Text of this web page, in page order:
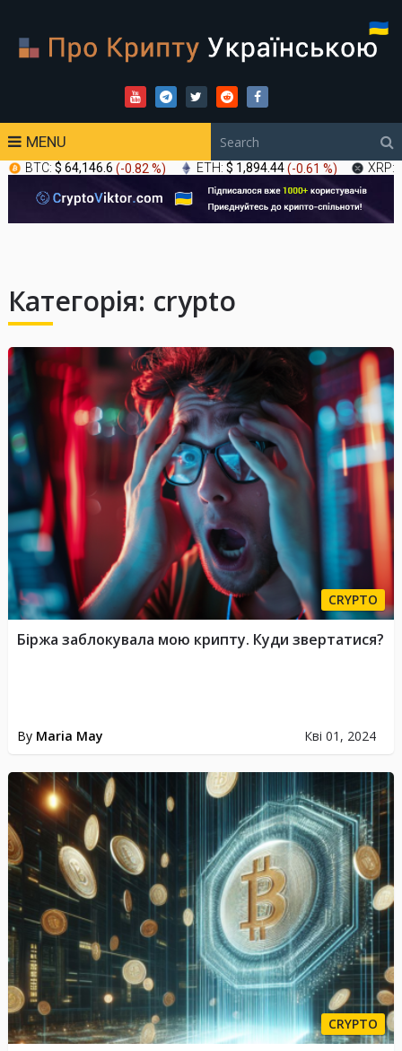
MENU
BTC: $ 64,146.6 (-0.82 %) ETH: $ 1,894.44(-0.61 %) XRP:
Категорія: crypto
CRYPTO
By Maria May Кві 01, 2024
Біржа заблокувала мою крипту. Куди звертатися?
CRYPTO